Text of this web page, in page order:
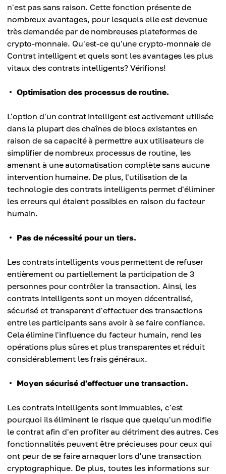
n'est pas sans raison. Cette fonction présente de
nombreux avantages, pour lesquels elle est devenue
très demandée par de nombreuses plateformes de
crypto-monnaie. Qu'est-ce qu'une crypto-monnaie de
Contrat intelligent et quels sont les avantages les plus
vitaux des contrats intelligents? Vérifions!
Optimisation des processus de routine.
L'option d'un contrat intelligent est activement utilisée
dans la plupart des chaînes de blocs existantes en
raison de sa capacité à permettre aux utilisateurs de
simplifier de nombreux processus de routine, les
amenant à une automatisation complète sans aucune
intervention humaine. De plus, l'utilisation de la
technologie des contrats intelligents permet d'éliminer
les erreurs qui étaient possibles en raison du facteur
humain.
Pas de nécessité pour un tiers.
Les contrats intelligents vous permettent de refuser
entièrement ou partiellement la participation de 3
personnes pour contrôler la transaction. Ainsi, les
contrats intelligents sont un moyen décentralisé,
sécurisé et transparent d'effectuer des transactions
entre les participants sans avoir à se faire confiance.
Cela élimine l'influence du facteur humain, rend les
opérations plus sûres et plus transparentes et réduit
considérablement les frais généraux.
Moyen sécurisé d'effectuer une transaction.
Les contrats intelligents sont immuables, c'est
pourquoi ils éliminent le risque que quelqu'un modifie
le contrat afin d'en profiter au détriment des autres. Ces
fonctionnalités peuvent être précieuses pour ceux qui
ont peur de se faire arnaquer lors d'une transaction
cryptographique. De plus, toutes les informations sur